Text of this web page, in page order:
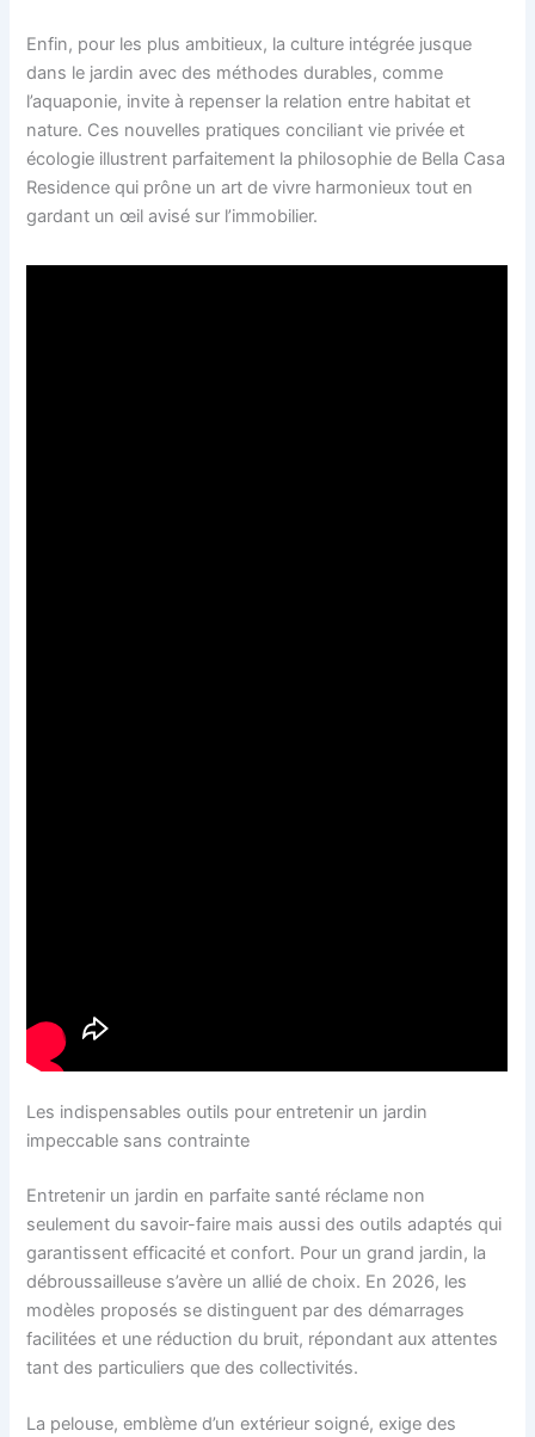
Enfin, pour les plus ambitieux, la culture intégrée jusque
dans le jardin avec des méthodes durables, comme
l’aquaponie, invite à repenser la relation entre habitat et
nature. Ces nouvelles pratiques conciliant vie privée et
écologie illustrent parfaitement la philosophie de Bella Casa
Residence qui prône un art de vivre harmonieux tout en
gardant un œil avisé sur l’immobilier.
Les indispensables outils pour entretenir un jardin
impeccable sans contrainte
Entretenir un jardin en parfaite santé réclame non
seulement du savoir-faire mais aussi des outils adaptés qui
garantissent efficacité et confort. Pour un grand jardin, la
débroussailleuse s’avère un allié de choix. En 2026, les
modèles proposés se distinguent par des démarrages
facilitées et une réduction du bruit, répondant aux attentes
tant des particuliers que des collectivités.
La pelouse, emblème d’un extérieur soigné, exige des